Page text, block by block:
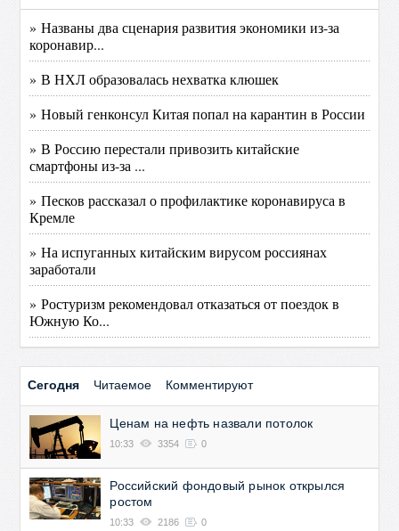
» Названы два сценария развития экономики из-за
коронавир...
» В НХЛ образовалась нехватка клюшек
» Новый генконсул Китая попал на карантин в России
» В Россию перестали привозить китайские
смартфоны из-за ...
» Песков рассказал о профилактике коронавируса в
Кремле
» На испуганных китайским вирусом россиянах
заработали
» Ростуризм рекомендовал отказаться от поездок в
Южную Ко...
Сегодня Читаемое Комментируют
Ценам на нефть назвали потолок
10:33 3354 0
Российский фондовый рынок открылся
ростом
10:33 2186 0